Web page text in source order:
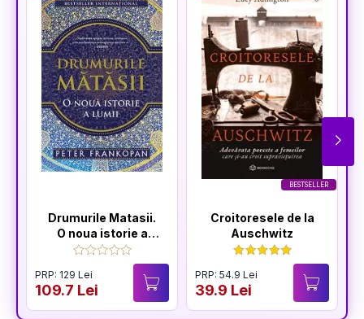
Drumurile Matasii.
O noua istorie a
lumii
PRP: 129 Lei
109.7 Lei
BESTSELLER
Croitoresele de la
Auschwitz
PRP: 54.9 Lei
39.9 Lei